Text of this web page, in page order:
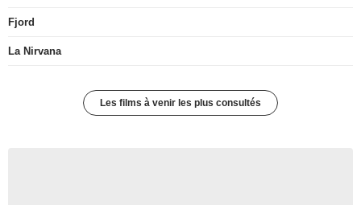
Fjord
La Nirvana
Les films à venir les plus consultés